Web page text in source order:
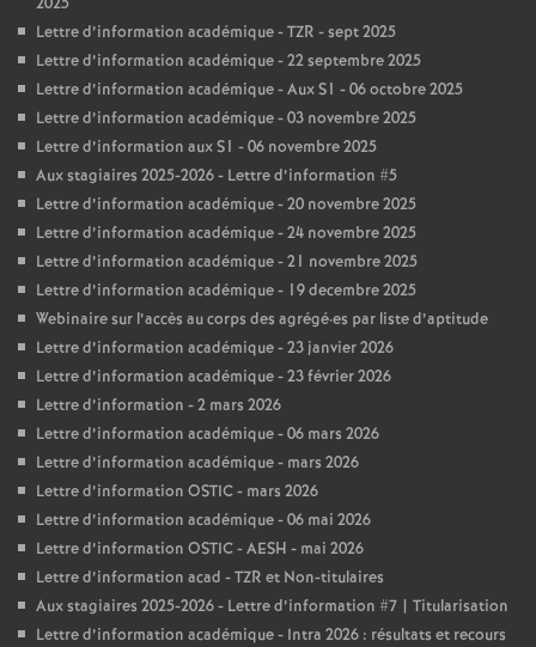
Lettre d’information académique - TZR - sept 2025
Lettre d’information académique - 22 septembre 2025
Lettre d’information académique - Aux S1 - 06 octobre 2025
Lettre d’information académique - 03 novembre 2025
Lettre d’information aux S1 - 06 novembre 2025
Aux stagiaires 2025-2026 - Lettre d’information #5
Lettre d’information académique - 20 novembre 2025
Lettre d’information académique - 24 novembre 2025
Lettre d’information académique - 21 novembre 2025
Lettre d’information académique - 19 decembre 2025
Webinaire sur l’accès au corps des agrégé·es par liste d’aptitude
Lettre d’information académique - 23 janvier 2026
Lettre d’information académique - 23 février 2026
Lettre d’information - 2 mars 2026
Lettre d’information académique - 06 mars 2026
Lettre d’information académique - mars 2026
Lettre d’information OSTIC - mars 2026
Lettre d’information académique - 06 mai 2026
Lettre d’information OSTIC - AESH - mai 2026
Lettre d’information acad - TZR et Non-titulaires
Aux stagiaires 2025-2026 - Lettre d’information #7 | Titularisation
Lettre d’information académique - Intra 2026 : résultats et recours